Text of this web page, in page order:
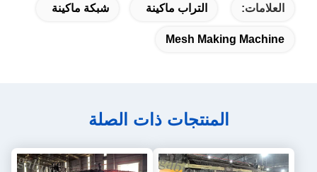
العلامات: التراب ماكينة شبكة ماكينة
Mesh Making Machine
المنتجات ذات الصلة